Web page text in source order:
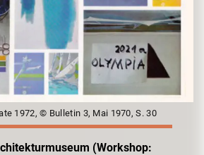
1972, © Bulletin 3, Mai 1970, S. 30
(Workshop: